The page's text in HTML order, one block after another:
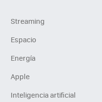
Streaming
Espacio
Energía
Apple
Inteligencia artificial